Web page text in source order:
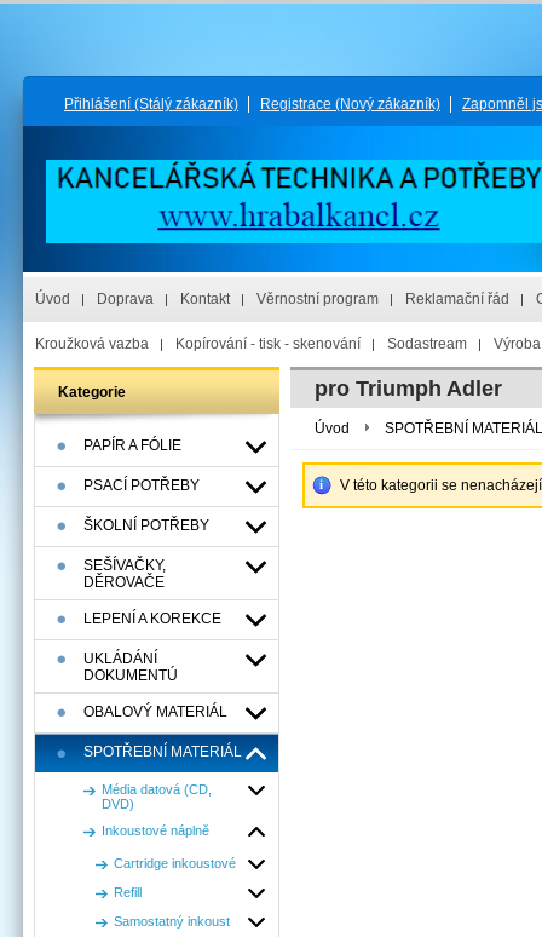
Přihlášení (Stálý zákazník) Registrace (Nový zákazník) Zapomněl
Úvod Doprava Kontakt Věrnostní program Reklamační řád
Kroužková vazba Kopírování - tisk - skenování Sodastream
Kategorie
PAPÍR A FÓLIE
PSACÍ POTŘEBY
ŠKOLNÍ POTŘEBY
SEŠÍVAČKY,
DĚROVAČE
LEPENÍ A KOREKCE
UKLÁDÁNÍ
DOKUMENTÚ
OBALOVÝ MATERIÁL
SPOTŘEBNÍ MATERIÁL
Média datová (CD,
DVD)
Inkoustové náplně
Cartridge inkoustové
Refill
Samostatný inkoust
pro Triumph Adler
Úvod SPOTŘEBNÍ MATERIÁL
V této kategorii se